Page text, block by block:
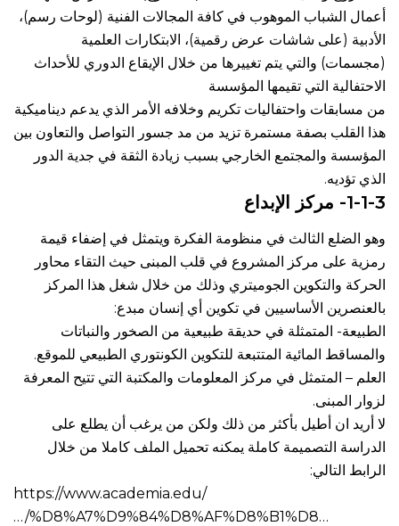
أعمال الشباب الموهوب في كافة المجالات الفنية (لوحات رسم)،
الأدبية (على شاشات عرض رقمية)، الابتكارات العلمية
(مجسمات) والتي يتم تغييرها من خلال الإيقاع الدوري للأحداث
الاحتفالية التي تقيمها المؤسسة
من مسابقات واحتفاليات تكريم وخلافه الأمر الذي يدعم ديناميكية
هذا القلب بصفة مستمرة تزيد من مد جسور التواصل والتعاون بين
المؤسسة والمجتمع الخارجي بسبب زيادة الثقة في جدية الدور
الذي تؤديه.
1-1-3- مركز الإبداع
وهو الضلع الثالث في منظومة الفكرة ويتمثل في إضفاء قيمة
رمزية على مركز المشروع في قلب المبنى حيث التقاء محاور
الحركة والتكوين الجوميتري وذلك من خلال شغل هذا المركز
بالعنصرين الأساسيين في تكوين أي إنسان مبدع:
الطبيعة- المتمثلة في حديقة طبيعية من الصخور والنباتات
والمساقط المائية المتتبعة للتكوين الكونتوري الطبيعي للموقع.
العلم – المتمثل في مركز المعلومات والمكتبة التي تتيح المعرفة
لزوار المبنى.
لا أريد ان أطيل بأكثر من ذلك ولكن من يرغب أن يطلع على
الدراسة التصميمة كاملة يمكنه تحميل الملف كاملا من خلال
الرابط التالي:
https://www.academia.edu/
…/%D8%A7%D9%84%D8%AF%D8%B1%D8…